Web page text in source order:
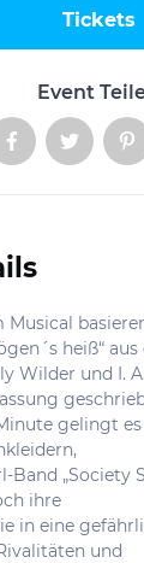
Event
Tickets
Musical
heiß“ aus
Wilder und I.
gelingt es
Band „Society
ihre
in eine
und